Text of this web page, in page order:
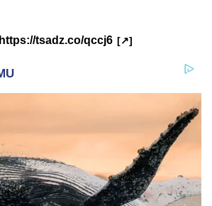
https://tsadz.co/qccj6